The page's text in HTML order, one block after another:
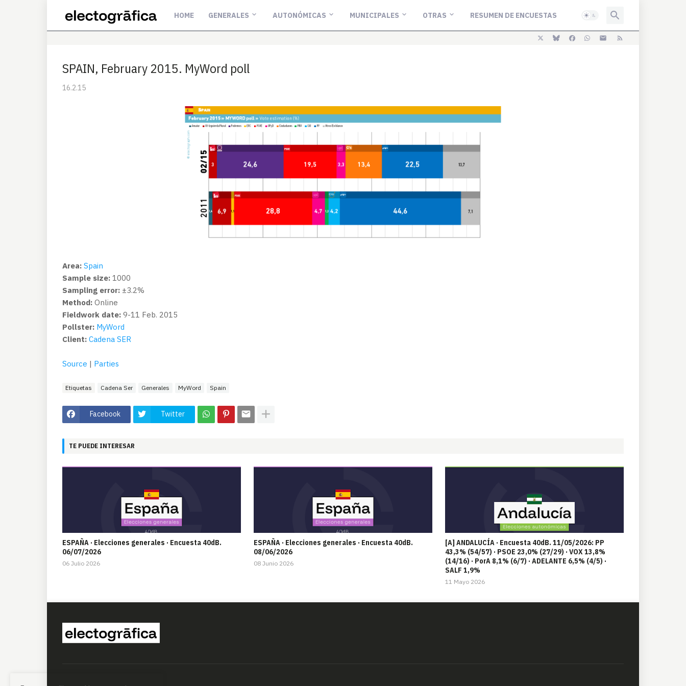
HOME GENERALES AUTONÓMICAS MUNICIPALES OTRAS RESUMEN DE ENCUESTAS
SPAIN, February 2015. MyWord poll
16.2.15
Area: Spain
Sample size: 1000
Sampling error: ±3.2%
Method: Online
Fieldwork date: 9-11 Feb. 2015
Pollster: MyWord
Client: Cadena SER
Source | Parties
Etiquetas Cadena Ser Generales MyWord Spain
Facebook Twitter
TE PUEDE INTERESAR
ESPAÑA · Elecciones generales · Encuesta 40dB.
06/07/2026
06 Julio 2026
ESPAÑA · Elecciones generales · Encuesta 40dB.
08/06/2026
08 Junio 2026
[A] ANDALUCÍA · Encuesta 40dB. 11/05/2026: PP
43,3% (54/57) · PSOE 23,0% (27/29) · VOX 13,8%
(14/16) · PorA 8,1% (6/7) · ADELANTE 6,5% (4/5) ·
SALF 1,9%
11 Mayo 2026